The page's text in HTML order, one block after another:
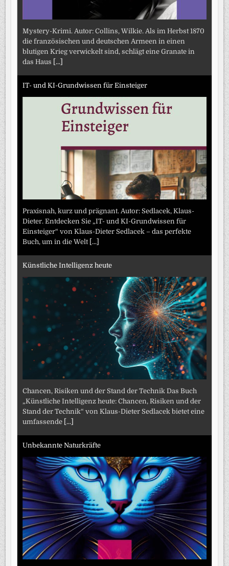
Mystery-Krimi. Autor: Collins, Wilkie. Als im Herbst 1870
die französischen und deutschen Armeen in einen
blutigen Krieg verwickelt sind, schlägt eine Granate in
das Haus [...]
IT- und KI-Grundwissen für Einsteiger
Praxisnah, kurz und prägnant. Autor: Sedlacek, Klaus-
Dieter. Entdecken Sie „IT- und KI-Grundwissen für
Einsteiger“ von Klaus-Dieter Sedlacek – das perfekte
Buch, um in die Welt [...]
Künstliche Intelligenz heute
Chancen, Risiken und der Stand der Technik Das Buch
„Künstliche Intelligenz heute: Chancen, Risiken und der
Stand der Technik“ von Klaus-Dieter Sedlacek bietet eine
umfassende [...]
Unbekannte Naturkräfte